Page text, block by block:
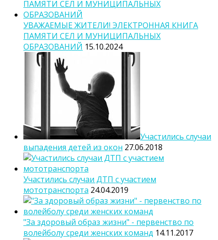
УВАЖАЕМЫЕ ЖИТЕЛИ! ЭЛЕКТРОННАЯ КНИГА
ПАМЯТИ СЕЛ И МУНИЦИПАЛЬНЫХ
ОБРАЗОВАНИЙ 15.10.2024
Участились случаи
выпадения детей из окон 27.06.2018
Участились случаи ДТП с участием
мототранспорта 24.04.2019
"За здоровый образ жизни" - первенство по
волейболу среди женских команд 14.11.2017